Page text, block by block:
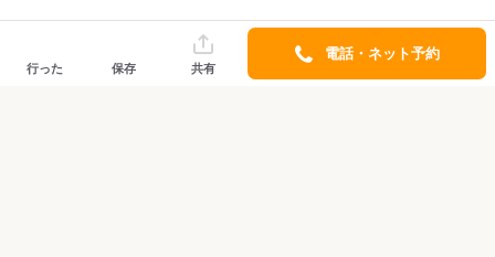
行った 保存 共有
電話・ネット予約